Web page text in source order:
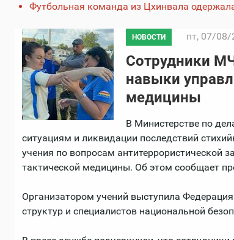
Футбольная команда из Цхинвала
НОВОСТИ пт, 07/08/
Сотрудники
навыки
медицины
В Министерстве по
ситуациям и ликвидации последствий
учения по вопросам антитеррористической
тактической медицины. Об этом сообщает
Организатором учений выступила
структур и специалистов национальной